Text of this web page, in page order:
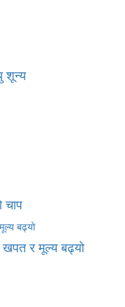
शून्य
चाप
खपत र मूल्य बढ्यो